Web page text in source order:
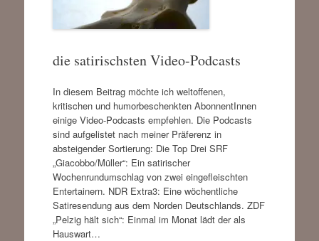
die satirischsten Video-Podcasts
In diesem Beitrag möchte ich weltoffenen,
kritischen und humorbeschenkten AbonnentInnen
einige Video-Podcasts empfehlen. Die Podcasts
sind aufgelistet nach meiner Präferenz in
absteigender Sortierung: Die Top Drei SRF
„Giacobbo/Müller“: Ein satirischer
Wochenrundumschlag von zwei eingefleischten
Entertainern. NDR Extra3: Eine wöchentliche
Satiresendung aus dem Norden Deutschlands. ZDF
„Pelzig hält sich“: Einmal im Monat lädt der als
Hauswart…